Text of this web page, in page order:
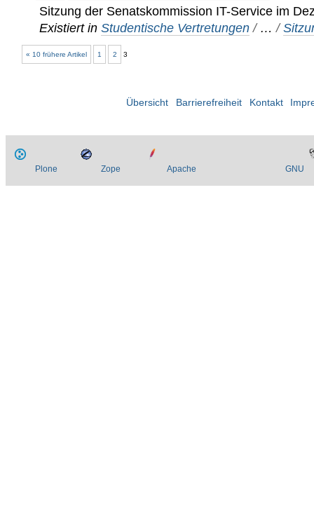
Sitzung der Senatskommission IT-Service im
Existiert in Studentische Vertretungen / …/
« 10 frühere Artikel 1 2 3
Übersicht Barrierefreiheit Kontakt
Plone Zope Apache GNU